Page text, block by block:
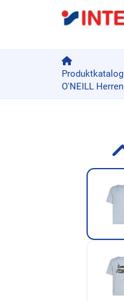
Produktkatalog
O'NEILL
Zur